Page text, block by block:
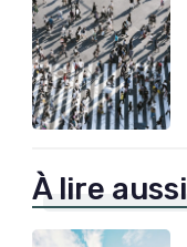
À lire aussi